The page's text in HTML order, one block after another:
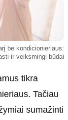
be kondicionieriaus:
ir veiksmingi būdai
tikra
Tačiau
sumažinti